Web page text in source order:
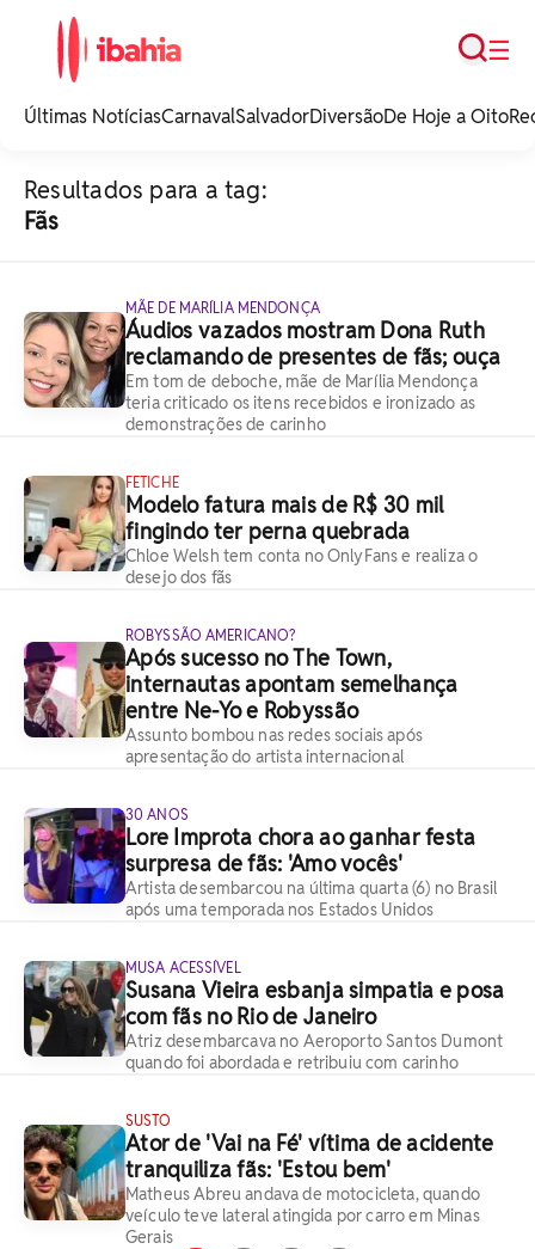
noticias e
☰
Busca
Últimas NotíciasCarnavalSalvadorDiversãoDe Hoje a Oito
Resultados para a tag:
Fãs
MÃE DE MARÍLIA MENDONÇA
Áudios vazados mostram Dona Ruth
reclamando de presentes de fãs; ouça
Em tom de deboche, mãe de Marília Mendonça
teria criticado os itens recebidos e ironizado as
demonstrações de carinho
FETICHE
Modelo fatura mais de R$ 30 mil
fingindo ter perna quebrada
Chloe Welsh tem conta no OnlyFans e realiza o
desejo dos fãs
ROBYSSÃO AMERICANO?
Após sucesso no The Town,
internautas apontam semelhança
entre Ne-Yo e Robyssão
Assunto bombou nas redes sociais após
apresentação do artista internacional
30 ANOS
Lore Improta chora ao ganhar festa
surpresa de fãs: 'Amo vocês'
Artista desembarcou na última quarta (6) no Brasil
após uma temporada nos Estados Unidos
MUSA ACESSÍVEL
Susana Vieira esbanja simpatia e posa
com fãs no Rio de Janeiro
Atriz desembarcava no Aeroporto Santos Dumont
quando foi abordada e retribuiu com carinho
SUSTO
Ator de 'Vai na Fé' vítima de acidente
tranquiliza fãs: 'Estou bem'
Matheus Abreu andava de motocicleta, quando
veículo teve lateral atingida por carro em Minas
Gerais